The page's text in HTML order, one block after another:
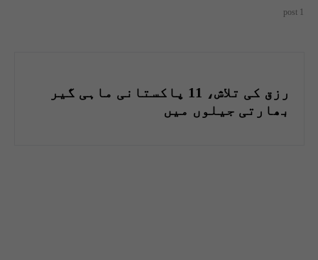
1 post
رزق کی تلاش، 11 پاکستانی ماہی گیر
بھارتی جیلوں میں